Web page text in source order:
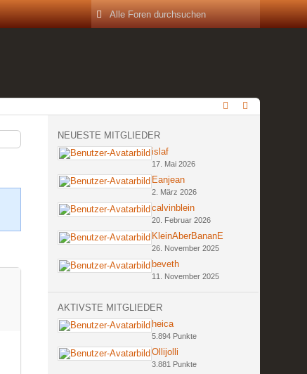
NEUESTE MITGLIEDER
islaf
17. Mai 2026
Eanjean
2. März 2026
calvinblein
20. Februar 2026
KleinAberBananE
26. November 2025
beveth
11. November 2025
AKTIVSTE MITGLIEDER
heica
5.894 Punkte
Ollijolli
3.881 Punkte